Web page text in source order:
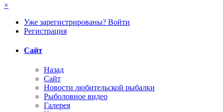
×
Уже зарегистрированы? Войти
Регистрация
Сайт
Назад
Сайт
Новости любительской рыбалки
Рыболовное видео
Галерея